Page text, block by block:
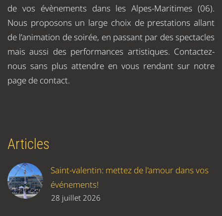
de vos évènements dans les Alpes-Maritimes (06).
Nous proposons un large choix de prestations allant
de l’animation de soirée, en passant par des spectacles
mais aussi des performances artistiques. Contactez-
nous sans plus attendre en vous rendant sur notre
page de contact.
Articles
Saint-valentin: mettez de l'amour dans vos
événements!
28 juillet 2026